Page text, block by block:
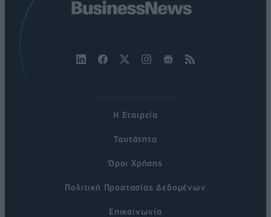
Η Εταιρεία
Ταυτότητα
Όροι Χρήσης
Πολιτική Προστασίας Δεδομένων
Επικοινωνία